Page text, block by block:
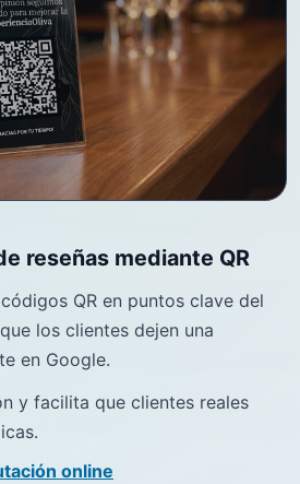
reseñas mediante QR
QR en puntos clave del
los clientes dejen una
en Google.
y facilita que clientes reales
online